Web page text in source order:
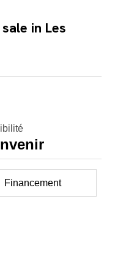
in Les
Financement